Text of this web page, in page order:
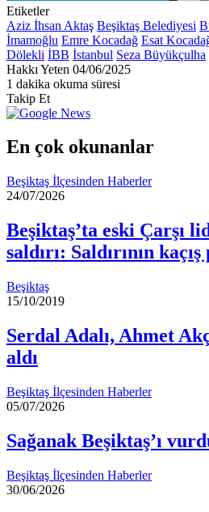
Etiketler
Aziz İhsan Aktaş Beşiktaş Belediyesi
İmamoğlu Emre Kocadağ Esat
Dölekli İBB İstanbul Seza Büyükçulha
Hakkı Yeten Bir
e-
göndermek
04/06/2025
1 dakika okuma süresi
Takip Et
En çok okunanlar
Beşiktaş İlçesinden Haberler
24/07/2026
Beşiktaş’ta eski Çarşı
saldırı: Saldırının
Beşiktaş
15/10/2019
Serdal Adalı, Ahmet
aldı
Beşiktaş İlçesinden Haberler
05/07/2026
Sağanak Beşiktaş’ı
Beşiktaş İlçesinden Haberler
30/06/2026